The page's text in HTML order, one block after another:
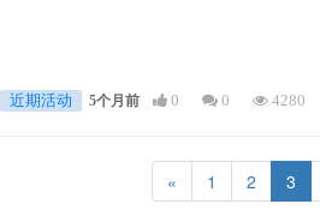
近期活动 5个月前 0 0 4280
« 1 2 3